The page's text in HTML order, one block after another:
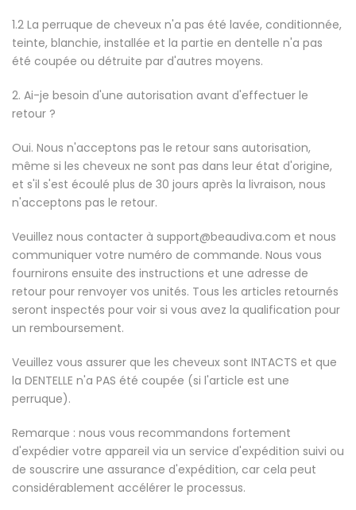
1.2 La perruque de cheveux n'a pas été lavée, conditionnée,
teinte, blanchie, installée et la partie en dentelle n'a pas
été coupée ou détruite par d'autres moyens.
2. Ai-je besoin d'une autorisation avant d'effectuer le
retour ?
Oui. Nous n'acceptons pas le retour sans autorisation,
même si les cheveux ne sont pas dans leur état d'origine,
et s'il s'est écoulé plus de 30 jours après la livraison, nous
n'acceptons pas le retour.
Veuillez nous contacter à support@beaudiva.com et nous
communiquer votre numéro de commande. Nous vous
fournirons ensuite des instructions et une adresse de
retour pour renvoyer vos unités. Tous les articles retournés
seront inspectés pour voir si vous avez la qualification pour
un remboursement.
Veuillez vous assurer que les cheveux sont INTACTS et que
la DENTELLE n'a PAS été coupée (si l'article est une
perruque).
Remarque : nous vous recommandons fortement
d'expédier votre appareil via un service d'expédition suivi ou
de souscrire une assurance d'expédition, car cela peut
considérablement accélérer le processus.